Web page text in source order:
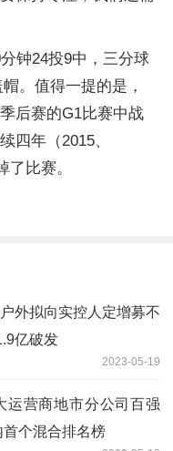
钟24投9中，三分球
。值得一提的是，
后赛的G1比赛中战
四年（2015、
了比赛。
外拟向实控人定增募不
亿破发
2023-05-19
运营商地市分公司百强
个混合排名榜